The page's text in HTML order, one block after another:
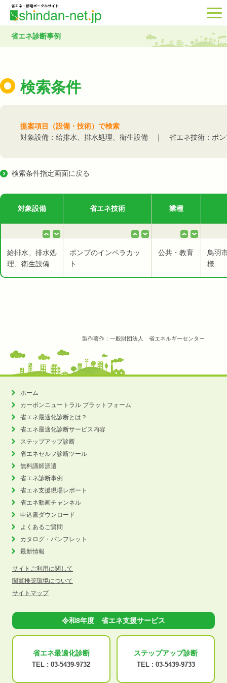
省エネ診断事例
検索条件
提案項目（設備・技術）で検索
対象設備：給排水、排水処理、衛生設備 ｜ 省エネ技術：ポン
検索条件指定画面に戻る
対象設備 省エネ技術 業種
給排水、排水処
理、衛生設備
ポンプのインペラカッ
ト
公共・教育
鳥羽
様
製作著作：一般財団法人 省エネルギーセンター
ホーム
カーボンニュートラル プラットフォーム
省エネ最適化診断とは？
省エネ最適化診断サービス内容
ステップアップ診断
省エネセルフ診断ツール
無料講師派遣
省エネ診断事例
省エネ支援現場レポート
省エネ動画チャンネル
申込書ダウンロード
よくあるご質問
カタログ・パンフレット
最新情報
サイトご利用に関して
閲覧推奨環境について
サイトマップ
令和8年度 省エネ支援サービス
省エネ最適化診断
TEL : 03-5439-9732
ステップアップ診断
TEL : 03-5439-9733